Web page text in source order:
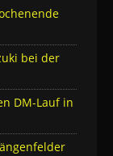
bei der
DM-Lauf in